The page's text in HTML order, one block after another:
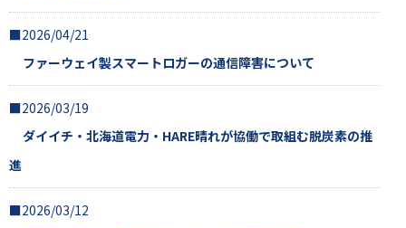
■2026/04/21
ファーウェイ製スマートロガーの通信障害について
■2026/03/19
ダイイチ・北海道電力・HARE晴れが協働で取組む脱炭素の推
進
■2026/03/12